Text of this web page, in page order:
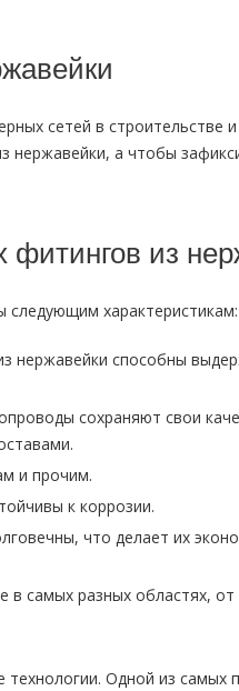
сетей в
нержавейки, а чтобы
из
характеристикам:
способны
сохраняют свои
и прочим.
к коррозии.
что делает их
самых разных областях,
Одной из самых